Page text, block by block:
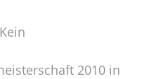
Kein
2010 in